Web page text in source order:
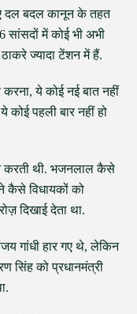
दल बदल कानून के तहत
सांसदों में कोई भी अभी
ज्यादा टेंशन में हैं.
करना, ये कोई नई बात नहीं
पहली बार नहीं हो
करती थी. भजनलाल कैसे
ने कैसे विधायकों को
दिखाई देता था.
गांधी हार गए थे, लेकिन
सिंह को प्रधानमंत्री